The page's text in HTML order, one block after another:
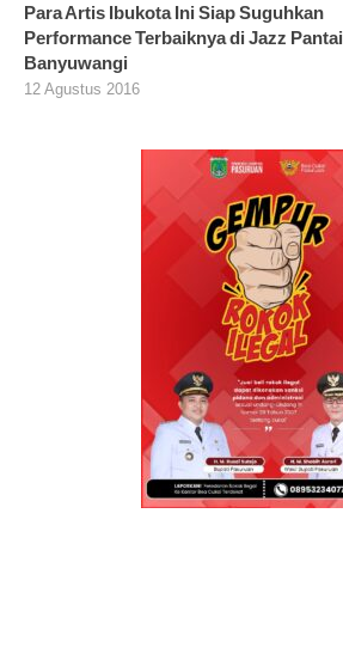
Para Artis Ibukota Ini Siap Suguhkan
Performance Terbaiknya di Jazz Pantai
Banyuwangi
12 Agustus 2016